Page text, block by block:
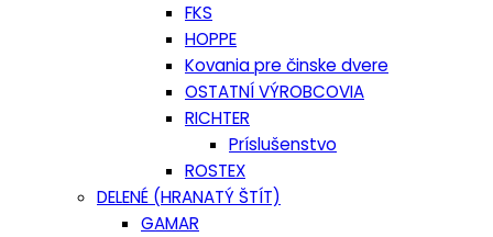
FKS
HOPPE
Kovania pre činske dvere
OSTATNÍ VÝROBCOVIA
RICHTER
Príslušenstvo
ROSTEX
DELENÉ (HRANATÝ ŠTÍT)
GAMAR